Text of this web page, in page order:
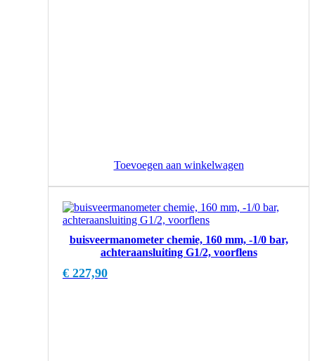
Toevoegen aan winkelwagen
buisveermanometer chemie, 160 mm, -1/0 bar,
achteraansluiting G1/2, voorflens
€ 227,90